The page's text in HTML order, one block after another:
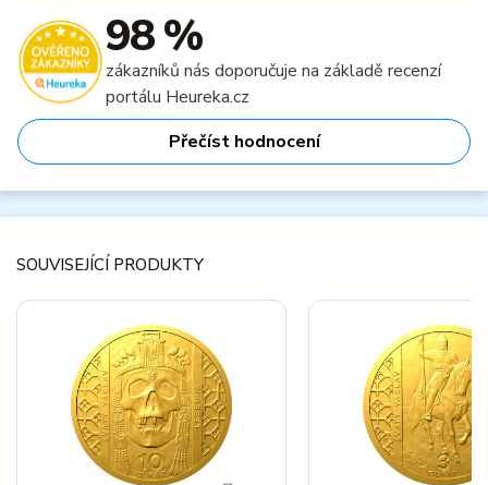
98 %
zákazníků nás doporučuje na základě recenzí
portálu Heureka.cz
Přečíst hodnocení
SOUVISEJÍCÍ PRODUKTY